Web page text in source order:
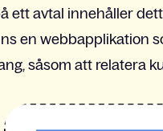
ett avtal innehåller
en webbapplikation
såsom att relatera